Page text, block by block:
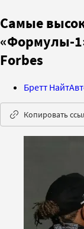
Самые
«Формулы-
Forbes
Бретт Найт
Копировать